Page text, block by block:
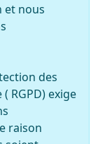
et nous
des
RGPD) exige
raison